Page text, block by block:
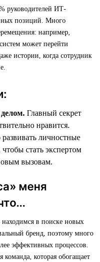
руководителей ИТ-
позиций. Много
например,
может перейти
истории, когда сотрудник
Главный секрет
нравится.
личностные
стать экспертом
вызовам.
меня
в поиске новых
бренд, поэтому много
эффективных процессов.
команда, которая обогащает